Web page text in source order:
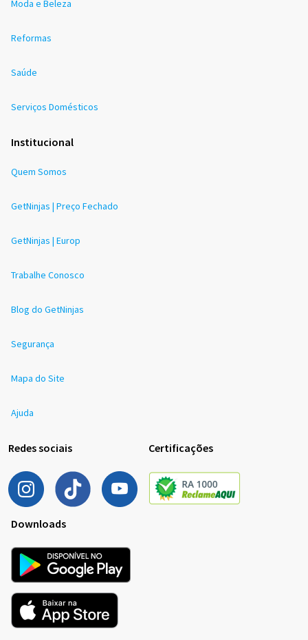
Moda e Beleza
Reformas
Saúde
Serviços Domésticos
Institucional
Quem Somos
GetNinjas | Preço Fechado
GetNinjas | Europ
Trabalhe Conosco
Blog do GetNinjas
Segurança
Mapa do Site
Ajuda
Redes sociais Certificações
Downloads